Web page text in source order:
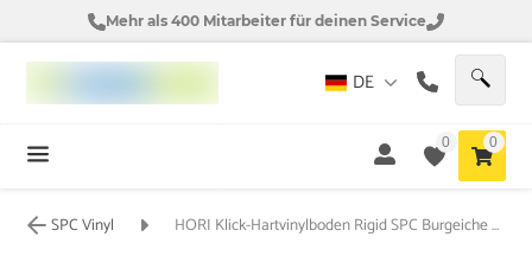
Mehr als 400 Mitarbeiter für deinen Service
DE
0 0
SPC Vinyl HORI Klick-Hartvinylboden Rigid SPC Burgeiche grau Landhausdiele